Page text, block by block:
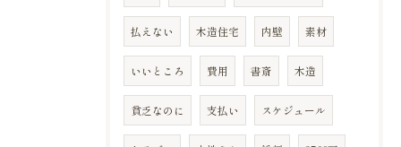
払えない 木造住宅 内壁 素材
いいところ 費用 書斎 木造
貧乏なのに 支払い スケジュール